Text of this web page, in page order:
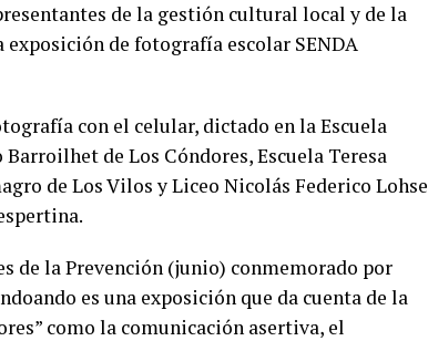
de la gestión cultural local y de la
de fotografía escolar SENDA
con el celular, dictado en la Escuela
de Los Cóndores, Escuela Teresa
de Los Vilos y Liceo Nicolás Federico Lohse
de la Prevención (junio) conmemorado por
es una exposición que da cuenta de la
como la comunicación asertiva, el